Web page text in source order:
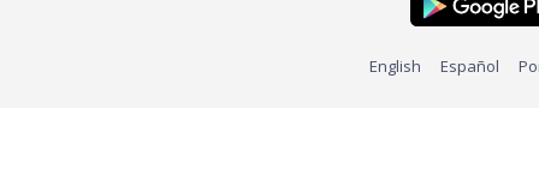
English Español